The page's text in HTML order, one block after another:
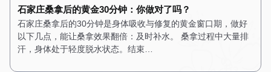
石家庄桑拿后的黄金30分钟：你做对了吗？
石家庄桑拿后的30分钟是身体吸收与修复的黄金窗口期，做好
以下几点，能让桑拿效果翻倍：及时补水。 桑拿过程中大量排
汗，身体处于轻度脱水状态。结束…